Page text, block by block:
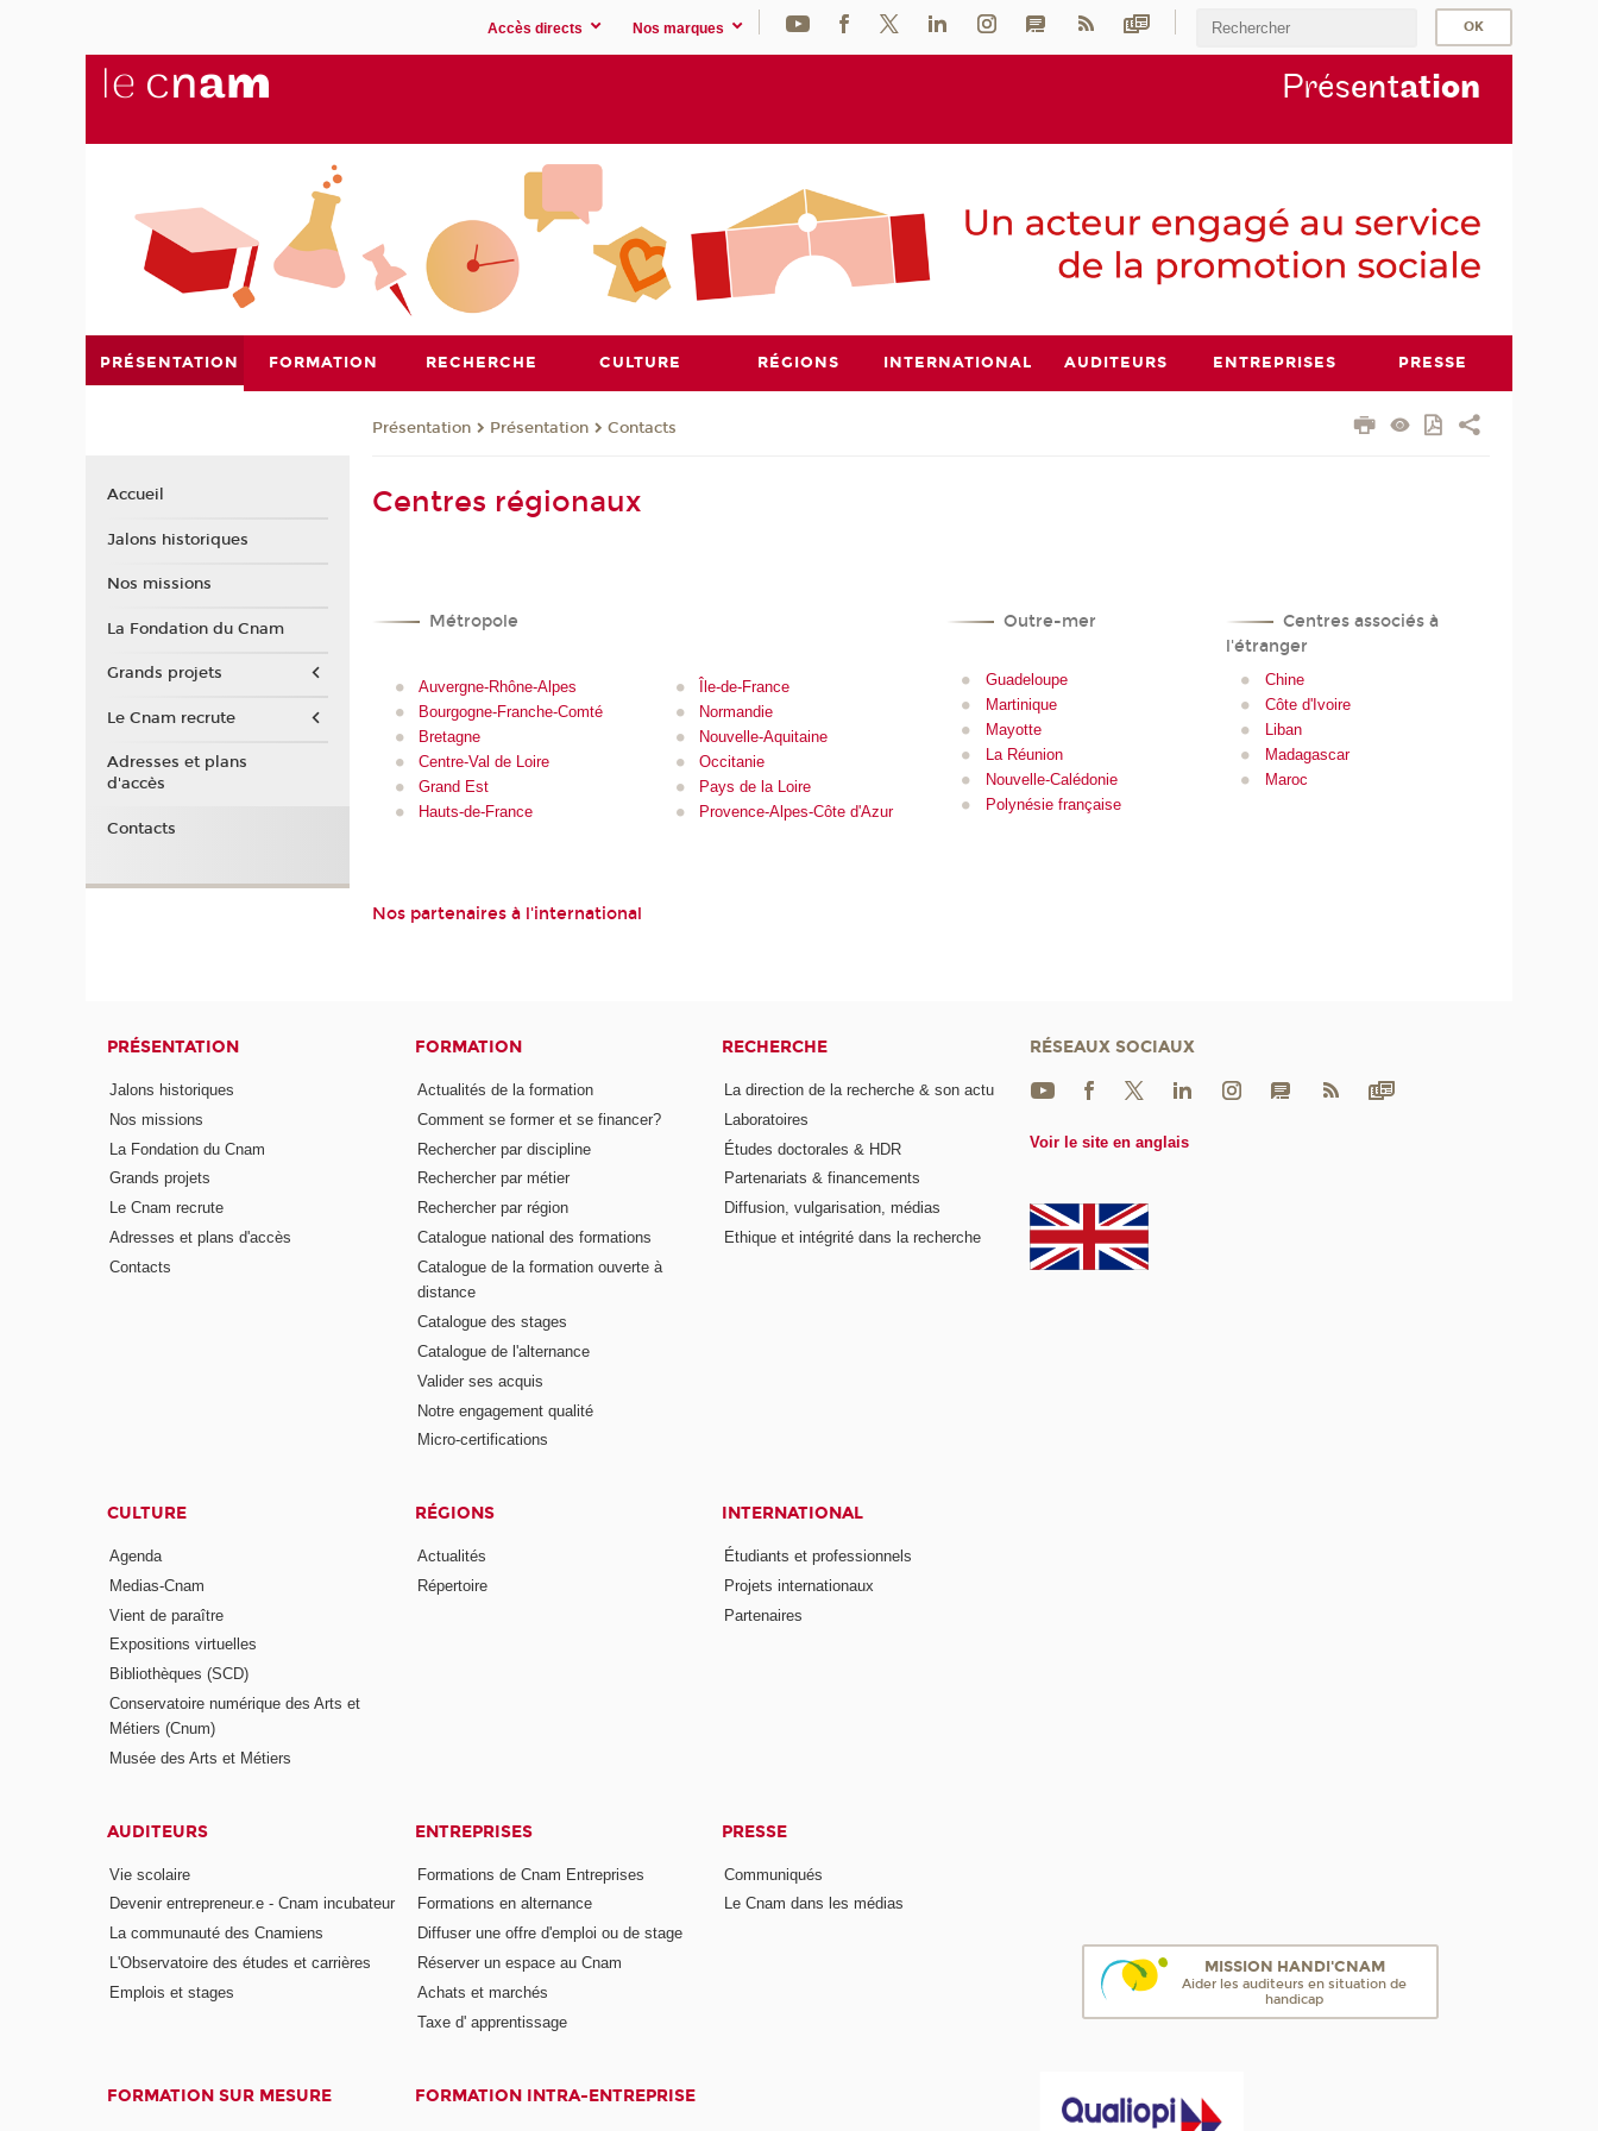
Accès directs Nos marques
Présentation
PRÉSENTATION FORMATION RECHERCHE CULTURE RÉGIONS INTERNATIONAL AUDITEURS ENTREPRISES PRESSE
Présentation Présentation Contacts
Centres régionaux
Métropole
Auvergne-Rhône-Alpes
Bourgogne-Franche-Comté
Bretagne
Centre-Val de Loire
Grand Est
Hauts-de-France
Île-de-France
Normandie
Nouvelle-Aquitaine
Occitanie
Pays de la Loire
Provence-Alpes-Côte d'Azur
Outre-mer
Guadeloupe
Martinique
Mayotte
La Réunion
Nouvelle-Calédonie
Polynésie française
Centres associés à
l'étranger
Chine
Côte d'Ivoire
Liban
Madagascar
Maroc
Nos partenaires à l'international
Accueil
Jalons historiques
Nos missions
La Fondation du Cnam
Grands projets
Le Cnam recrute
Adresses et plans
d'accès
Contacts
PRÉSENTATION
Jalons historiques
Nos missions
La Fondation du Cnam
Grands projets
Le Cnam recrute
Adresses et plans d'accès
Contacts
FORMATION
Actualités de la formation
Comment se former et se financer?
Rechercher par discipline
Rechercher par métier
Rechercher par région
Catalogue national des formations
Catalogue de la formation ouverte à
distance
Catalogue des stages
Catalogue de l'alternance
Valider ses acquis
Notre engagement qualité
Micro-certifications
RECHERCHE
La direction de la recherche & son actu
Laboratoires
Études doctorales & HDR
Partenariats & financements
Diffusion, vulgarisation, médias
Ethique et intégrité dans la recherche
CULTURE
Agenda
Medias-Cnam
Vient de paraître
Expositions virtuelles
Bibliothèques (SCD)
Conservatoire numérique des Arts et
Métiers (Cnum)
Musée des Arts et Métiers
RÉGIONS
Actualités
Répertoire
INTERNATIONAL
Étudiants et professionnels
Projets internationaux
Partenaires
AUDITEURS
Vie scolaire
Devenir entrepreneur.e - Cnam incubateur
La communauté des Cnamiens
L'Observatoire des études et carrières
Emplois et stages
ENTREPRISES
Formations de Cnam Entreprises
Formations en alternance
Diffuser une offre d'emploi ou de stage
Réserver un espace au Cnam
Achats et marchés
Taxe d' apprentissage
PRESSE
Communiqués
Le Cnam dans les médias
FORMATION SUR MESURE FORMATION INTRA-ENTREPRISE
RÉSEAUX SOCIAUX
Voir le site en anglais
MISSION HANDI'CNAM
Aider les auditeurs en situation de
handicap